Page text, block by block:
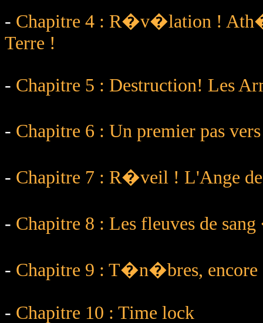
- Chapitre 4 : R�v�lation !
Terre !
- Chapitre 5 : Destruction! Les
- Chapitre 6 : Un premier pas
- Chapitre 7 : R�veil ! L'Ange
- Chapitre 8 : Les fleuves de
- Chapitre 9 : T�n�bres, encore
- Chapitre 10 : Time lock